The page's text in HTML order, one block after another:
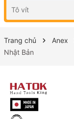
Trang chủ Anex
Nhật Bản